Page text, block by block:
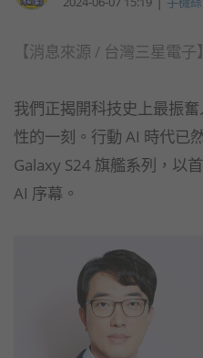
【消息來源 / 台灣三星電子】
我們正揭開科技史上最振
性的一刻。行動 AI 時代已
Galaxy S24 旗艦系列，以
AI 序幕。